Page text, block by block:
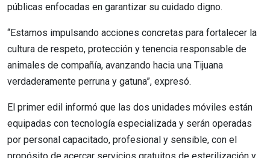
públicas enfocadas en garantizar su cuidado digno.
“Estamos impulsando acciones concretas para fortalecer la
cultura de respeto, protección y tenencia responsable de
animales de compañía, avanzando hacia una Tijuana
verdaderamente perruna y gatuna”, expresó.
El primer edil informó que las dos unidades móviles están
equipadas con tecnología especializada y serán operadas
por personal capacitado, profesional y sensible, con el